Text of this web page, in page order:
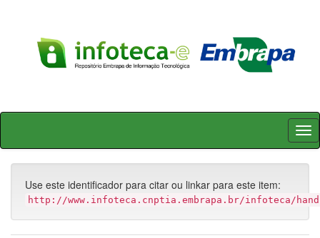
Skip
Use este identificador para citar ou linkar para este item:
http://www.infoteca.cnptia.embrapa.br/infoteca/